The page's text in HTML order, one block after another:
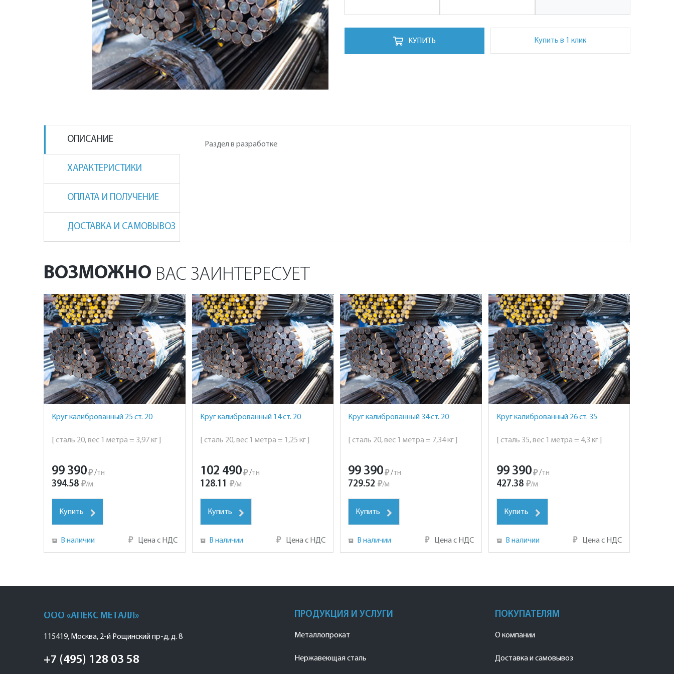
КУПИТЬ Купить в 1 клик
ОПИСАНИЕ
ХАРАКТЕРИСТИКИ
ОПЛАТА И ПОЛУЧЕНИЕ
ДОСТАВКА И САМОВЫВОЗ
Раздел в разработке
ВОЗМОЖНО ВАС ЗАИНТЕРЕСУЕТ
Круг калиброванный 25 ст. 20
[ сталь 20, вес 1 метра = 3,97 кг ]
99 390₽ /тн
394.58 ₽/м
Купить
В наличии ₽ Цена с НДС
Круг калиброванный 14 ст. 20
[ сталь 20, вес 1 метра = 1,25 кг ]
102 490 ₽ /тн
128.11 ₽/м
Купить
В наличии ₽ Цена с НДС
Круг калиброванный 34 ст. 20
[ сталь 20, вес 1 метра = 7,34 кг ]
99 390₽ /тн
729.52 ₽/м
Купить
В наличии ₽ Цена с НДС
Круг калиброванный 26 ст. 35
[ сталь 35, вес 1 метра = 4,3 кг ]
99 390 ₽ /тн
427.38 ₽/м
Купить
В наличии ₽ Цена с НДС
ООО «АПЕКС МЕТАЛЛ»
115419, Москва, 2-й Рощинский пр-д, д. 8
+7 (495) 128 03 58
ПРОДУКЦИЯ И УСЛУГИ
Металлопрокат
Нержавеющая сталь
ПОКУПАТЕЛЯМ
О компании
Доставка и самовывоз